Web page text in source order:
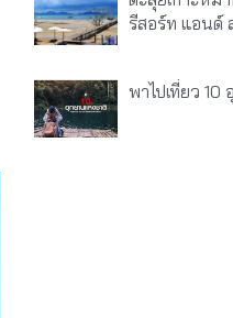
รีสอร์ท แอนด์
พาไปเที่ยว